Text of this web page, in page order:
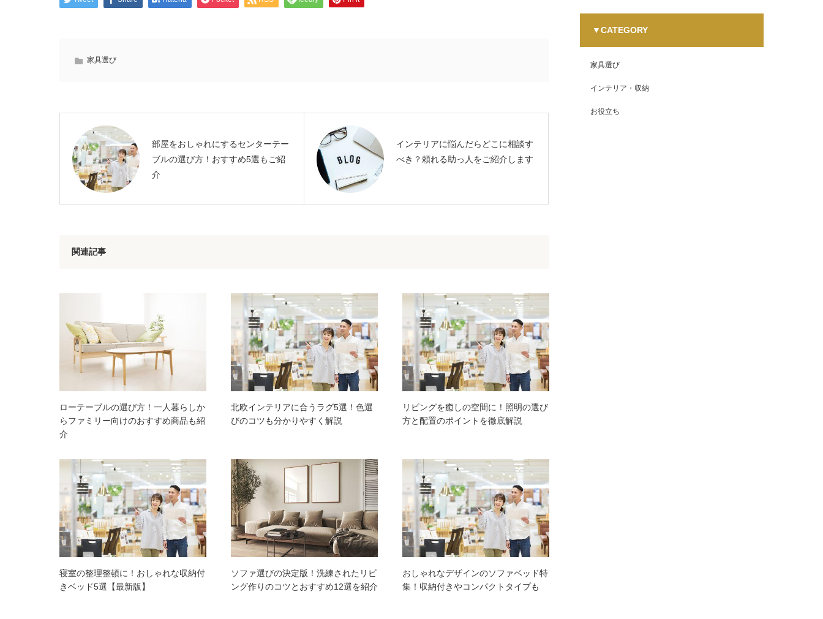
家具選び
部屋をおしゃれにするセンターテー
ブルの選び方！おすすめ5選もご紹
介
インテリアに悩んだらどこに相談す
べき？頼れる助っ人をご紹介します
関連記事
ローテーブルの選び方！一人暮らしか
らファミリー向けのおすすめ商品も紹
介
北欧インテリアに合うラグ5選！色選
びのコツも分かりやすく解説
リビングを癒しの空間に！照明の選び
方と配置のポイントを徹底解説
寝室の整理整頓に！おしゃれな収納付
きベッド5選【最新版】
ソファ選びの決定版！洗練されたリビ
ング作りのコツとおすすめ12選を紹介
おしゃれなデザインのソファベッド特
集！収納付きやコンパクトタイプも
▼CATEGORY
家具選び
インテリア・収納
お役立ち